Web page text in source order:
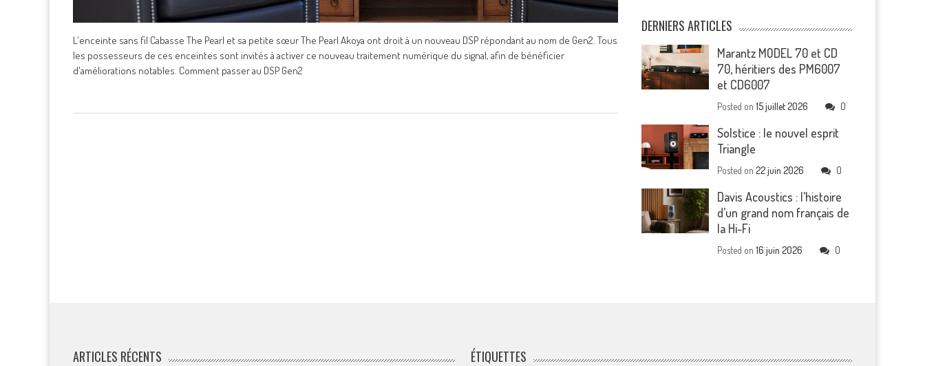
L'enceinte sans fil Cabasse The Pearl et sa petite sœur The Pearl Akoya ont droit à un nouveau DSP répondant au nom de Gen2. Tous
les possesseurs de ces enceintes sont invités à activer ce nouveau traitement numérique du signal, afin de bénéficier
d'améliorations notables. Comment passer au DSP Gen2
DERNIERS ARTICLES
Marantz MODEL 70 et CD
70, héritiers des PM6007
et CD6007
Posted on15 juillet 2026 0
Solstice : le nouvel esprit
Triangle
Posted on22 juin 2026 0
Davis Acoustics : l’histoire
d’un grand nom français de
la Hi-Fi
Posted on16 juin 2026 0
ARTICLES RÉCENTS ÉTIQUETTES